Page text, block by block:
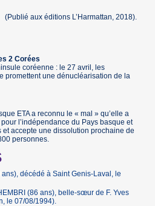
(Publié aux éditions L’Harmattan, 2018).
2 Corées
coréenne : le 27 avril, les
promettent une dénucléarisation de la
ETA a reconnu le « mal » qu’elle a
l’indépendance du Pays basque et
accepte une dissolution prochaine de
personnes.
décédé à Saint Genis-Laval, le
(86 ans), belle-sœur de F. Yves
le 07/08/1994).